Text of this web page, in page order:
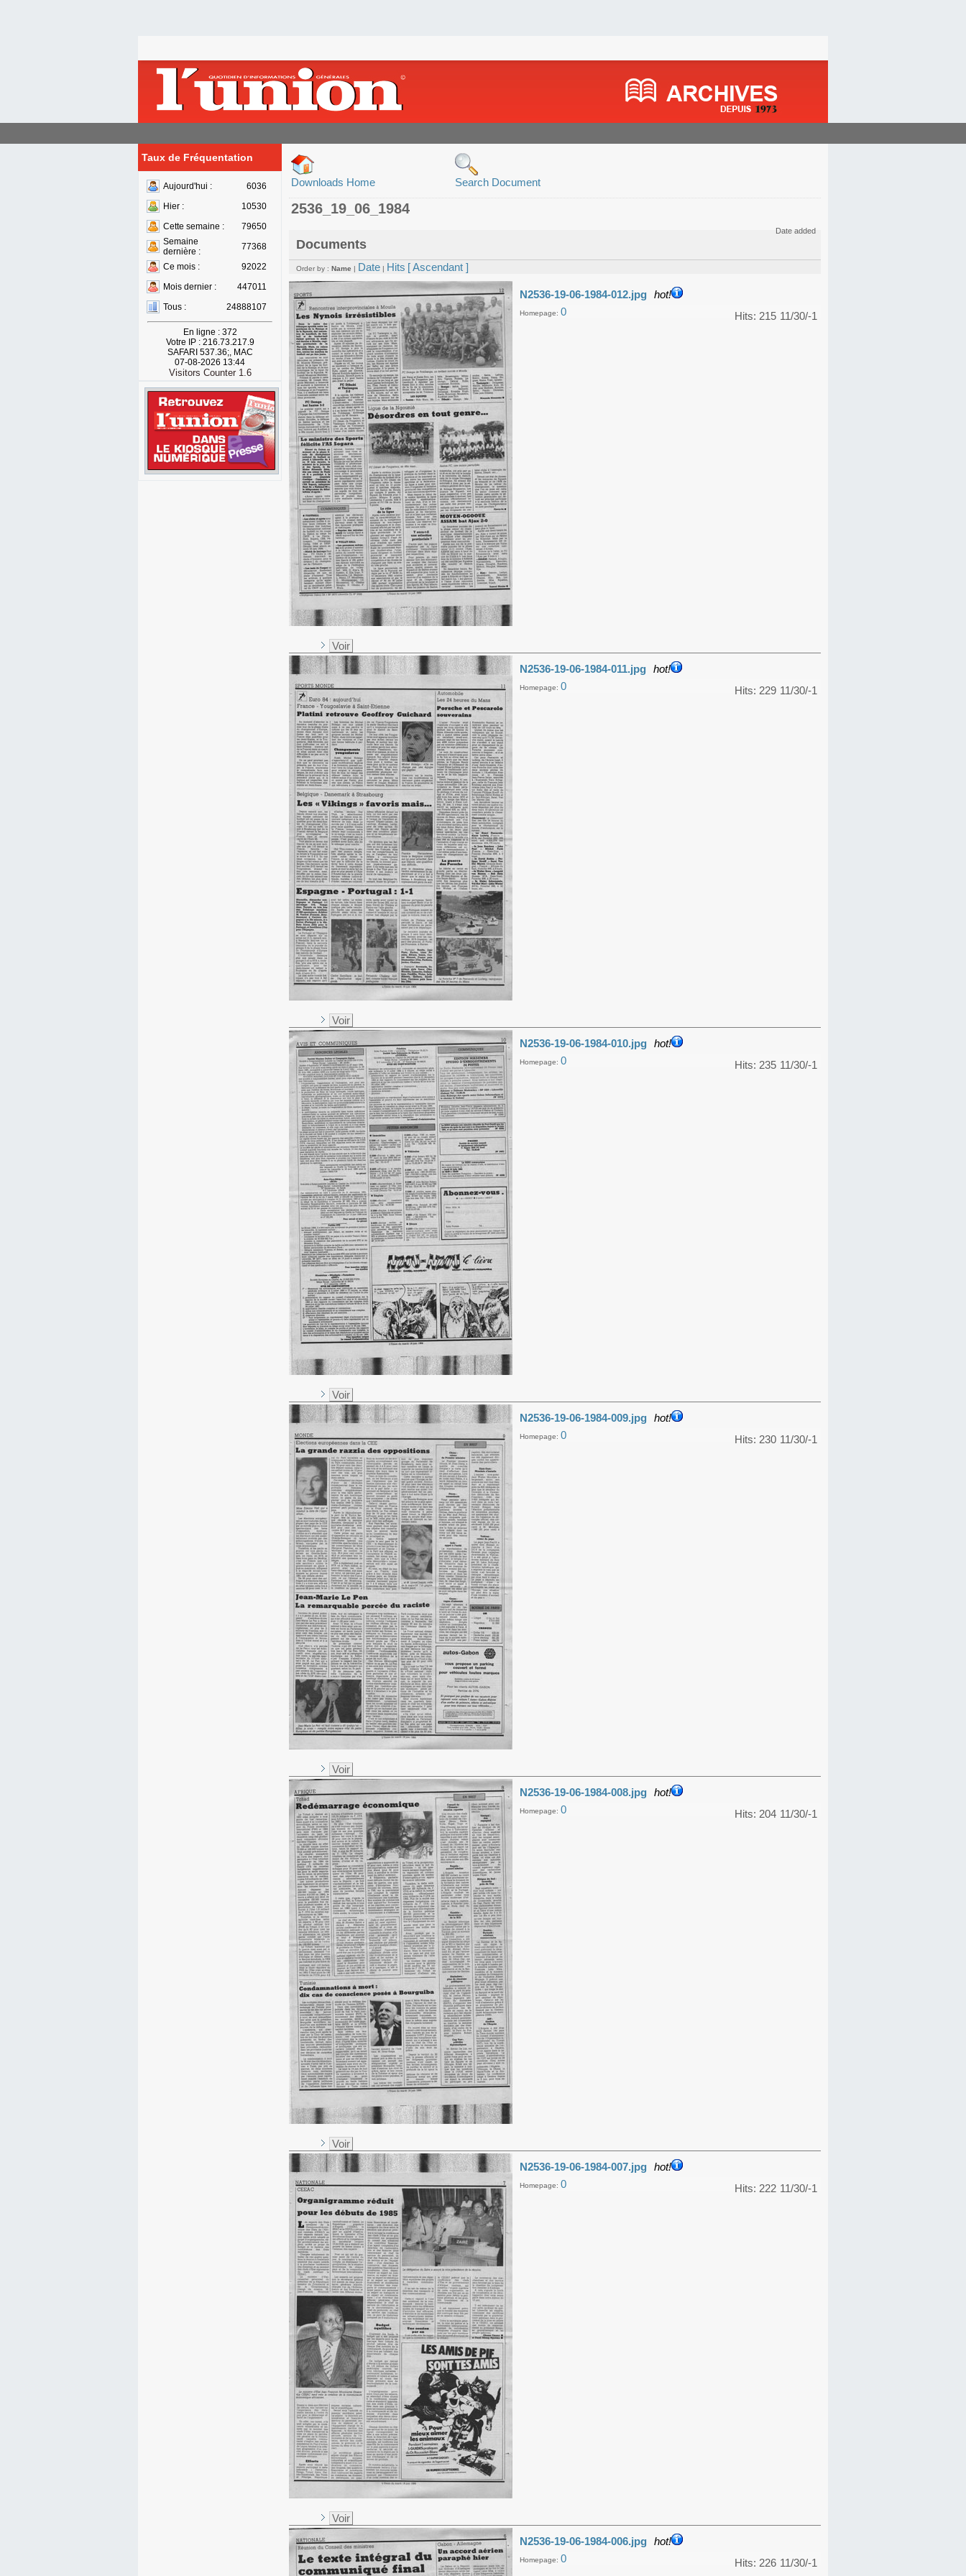
Taux de Fréquentation
Aujourd'hui :
6036
Hier :
10530
Cette semaine :
79650
Semaine
dernière :
77368
Ce mois :
92022
Mois dernier :
447011
Tous :
24888107
En ligne : 372
Votre IP : 216.73.217.9
SAFARI 537.36;, MAC
07-08-2026 13:44
Visitors Counter 1.6
Downloads Home Search Document
2536_19_06_1984
Documents
Date added
Order by : Name | Date | Hits [ Ascendant ]
N2536-19-06-1984-012.jpg hot!
11/30/-1
Hits: 215
Homepage: 0
Voir
N2536-19-06-1984-011.jpg hot!
11/30/-1
Hits: 229
Homepage: 0
Voir
N2536-19-06-1984-010.jpg hot!
11/30/-1
Hits: 235
Homepage: 0
Voir
N2536-19-06-1984-009.jpg hot!
11/30/-1
Hits: 230
Homepage: 0
Voir
N2536-19-06-1984-008.jpg hot!
11/30/-1
Hits: 204
Homepage: 0
Voir
N2536-19-06-1984-007.jpg hot!
11/30/-1
Hits: 222
Homepage: 0
Voir
N2536-19-06-1984-006.jpg hot!
11/30/-1
Hits: 226
Homepage: 0